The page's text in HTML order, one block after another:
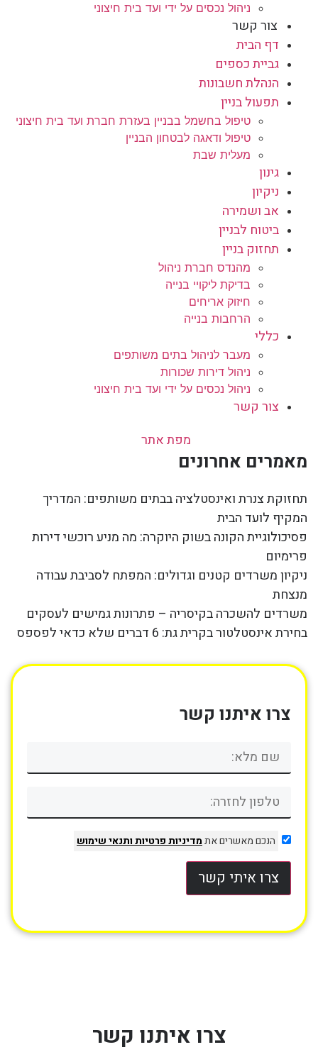
ניהול נכסים על ידי ועד בית חיצוני
צור קשר
דף הבית
גביית כספים
הנהלת חשבונות
תפעול בניין
טיפול בחשמל בבניין בעזרת חברת ועד בית חיצוני
טיפול ודאגה לבטחון הבניין
מעלית שבת
גינון
ניקיון
אב ושמירה
ביטוח לבניין
תחזוק בניין
מהנדס חברת ניהול
בדיקת ליקויי בנייה
חיזוק אריחים
הרחבות בנייה
כללי
מעבר לניהול בתים משותפים
ניהול דירות שכורות
ניהול נכסים על ידי ועד בית חיצוני
צור קשר
מפת אתר
מאמרים אחרונים
תחזוקת צנרת ואינסטלציה בבתים משותפים: המדריך
המקיף לועד הבית
פסיכולוגיית הקונה בשוק היוקרה: מה מניע רוכשי דירות
פרימיום
ניקיון משרדים קטנים וגדולים: המפתח לסביבת עבודה
מנצחת
משרדים להשכרה בקיסריה – פתרונות גמישים לעסקים
בחירת אינסטלטור בקרית גת: 6 דברים שלא כדאי לפספס
צרו איתנו קשר
הנכם מאשרים אתמדיניות פרטיותותנאי שימוש
צרו איתי קשר
צרו איתנו קשר